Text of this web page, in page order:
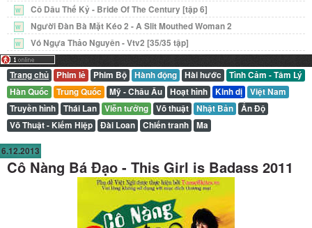
W Cô Dâu Thế Kỷ - Bride Of The Century [tập 6]
W Người Đàn Bà Mặt Kéo 2 - A Slit Mouthed Woman 2
W Vó Ngựa Thảo Nguyên - Vtv2 [35/35 tập]
Trang chủ Phim lẻ Phim Bộ Hành động Hài hước
Tình Cảm - Tâm Lý
Hàn Quốc
Trung Quốc Mỹ - Châu Âu Hoạt hình Kinh dị
Việt Nam
Truyền hình
Thái Lan Viễn tưởng Võ thuật Nhật Bản
Ấn Độ
Võ Thuật - Kiếm Hiệp
Đài Loan Chiến tranh Ma
6.12.2013
Cô Nàng Bá Đạo - This Girl is Badass 2011